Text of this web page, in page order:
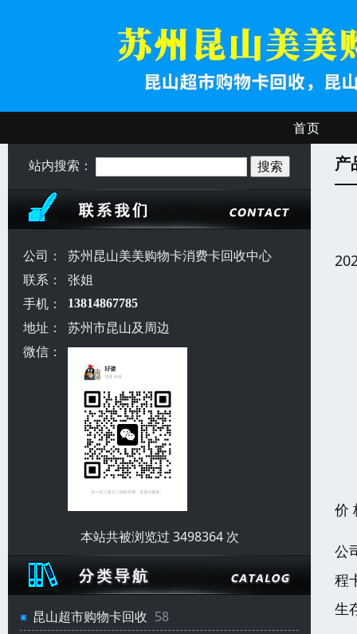
首页
站内搜索：
公司：
苏州昆山美美购物卡消费卡回收中心
联系：
张姐
手机：
13814867785
地址：
苏州市昆山及周边
微信：
本站共被浏览过 3498364 次
昆山超市购物卡回收 58
产
价
公
程
生